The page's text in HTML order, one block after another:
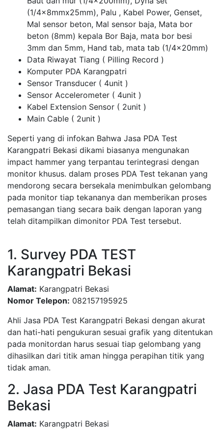
(1/4x8mmx25mm), Palu , Kabel Power, Genset,
Mal sensor beton, Mal sensor baja, Mata bor
beton (8mm) kepala Bor Baja, mata bor besi
3mm dan 5mm, Hand tab, mata tab (1/4x20mm)
Data Riwayat Tiang ( Pilling Record )
Komputer PDA Karangpatri
Sensor Transducer ( 4unit )
Sensor Accelerometer ( 4unit )
Kabel Extension Sensor ( 2unit )
Main Cable ( 2unit )
Seperti yang di infokan Bahwa Jasa PDA Test
Karangpatri Bekasi dikami biasanya mengunakan
impact hammer yang terpantau terintegrasi dengan
monitor khusus. dalam proses PDA Test tekanan yang
mendorong secara bersekala menimbulkan gelombang
pada monitor tiap tekananya dan memberikan proses
pemasangan tiang secara baik dengan laporan yang
telah ditampilkan dimonitor PDA Test tersebut.
1. Survey PDA TEST
Karangpatri Bekasi
Alamat: Karangpatri Bekasi
Nomor Telepon: 082157195925
Ahli Jasa PDA Test Karangpatri Bekasi dengan akurat
dan hati-hati pengukuran sesuai grafik yang ditentukan
pada monitordan harus sesuai tiap gelombang yang
dihasilkan dari titik aman hingga perapihan titik yang
tidak aman.
2. Jasa PDA Test Karangpatri
Bekasi
Alamat: Karangpatri Bekasi